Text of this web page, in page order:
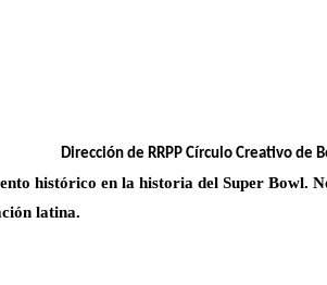
Dirección de RRPP Círculo Creativo de
histórico en la historia del Super
latina.